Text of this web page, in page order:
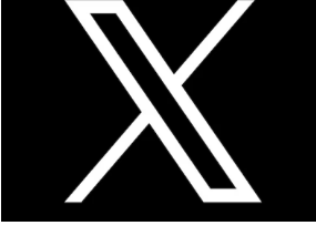
Τζαβέλλας αθώωσε και τον εαυτό του,
καταπάτησε βάναυσα το ήδη
κακοποιημένο κράτος δικαίου με μία
πραξικοματική διάταξη, θα κληθούν
για να λογοδοτήσουν και πρωτίστως ο
διευθύνων και αυτού του εγκλήματος
κ.Μητσοτάκης...»
Χαλκίδα: Δείτε ζωντανά την κίνηση
στη Παλαιά Γέφυρα (LIVE ΕΙΚΟΝΑ)